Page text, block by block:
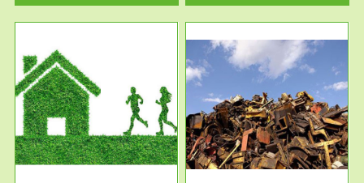
服务范围
固体危险废物处理
固体废物解释：固体废物是指人
们在生产建设、日常生活和其他